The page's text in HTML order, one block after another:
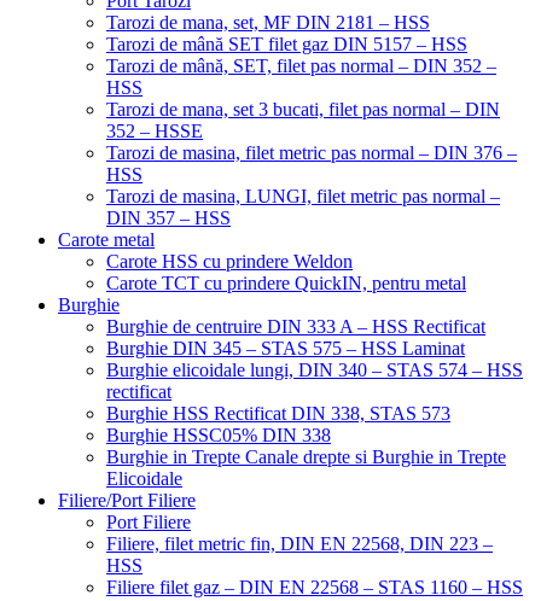
Tarozi de mana, set, MF DIN 2181 – HSS
Tarozi de mână SET filet gaz DIN 5157 – HSS
Tarozi de mână, SET, filet pas normal – DIN 352 –
HSS
Tarozi de mana, set 3 bucati, filet pas normal – DIN
352 – HSSE
Tarozi de masina, filet metric pas normal – DIN 376 –
HSS
Tarozi de masina, LUNGI, filet metric pas normal –
DIN 357 – HSS
Carote metal
Carote HSS cu prindere Weldon
Carote TCT cu prindere QuickIN, pentru metal
Burghie
Burghie de centruire DIN 333 A – HSS Rectificat
Burghie DIN 345 – STAS 575 – HSS Laminat
Burghie elicoidale lungi, DIN 340 – STAS 574 – HSS
rectificat
Burghie HSS Rectificat DIN 338, STAS 573
Burghie HSSC05% DIN 338
Burghie in Trepte Canale drepte si Burghie in Trepte
Elicoidale
Filiere/Port Filiere
Port Filiere
Filiere, filet metric fin, DIN EN 22568, DIN 223 –
HSS
Filiere filet gaz – DIN EN 22568 – STAS 1160 – HSS